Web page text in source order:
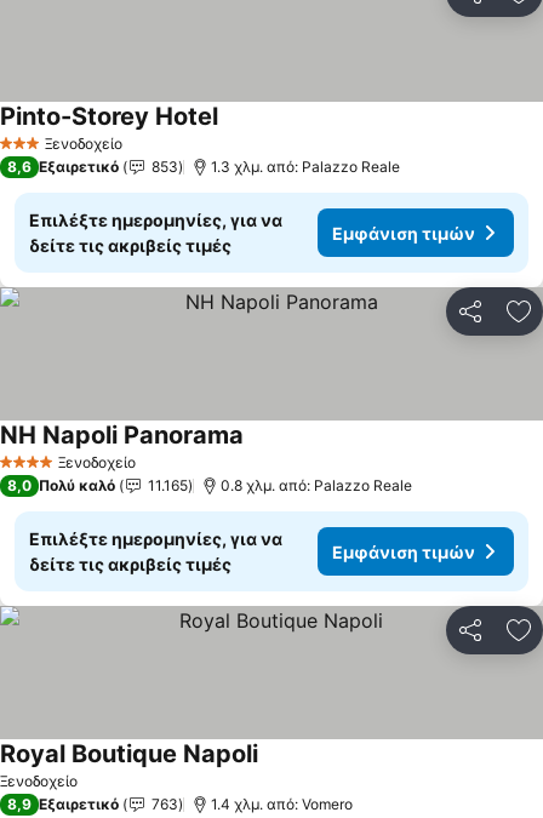
3 ΑστέριαΞενοδοχείο
Pinto-Storey HotelΕμφάνιση τιμών
8,6 Εξαιρετικό 853 1.3 χλμ. από: Palazzo Reale
Επιλέξτε ημερομηνίες, για να
δείτε τις ακριβείς τιμές
Εμφάνιση τιμών
4 ΑστέριαΞενοδοχείο
NH Napoli Panorama
8,0 Πολύ καλό 11.165 0.8 χλμ. από: Palazzo Reale
Επιλέξτε ημερομηνίες, για να
δείτε τις ακριβείς τιμές
Εμφάνιση τιμών
Ξενοδοχείο
Royal Boutique NapoliΕμφάνιση τιμών
8,9 Εξαιρετικό 763 1.4 χλμ. από: Vomero